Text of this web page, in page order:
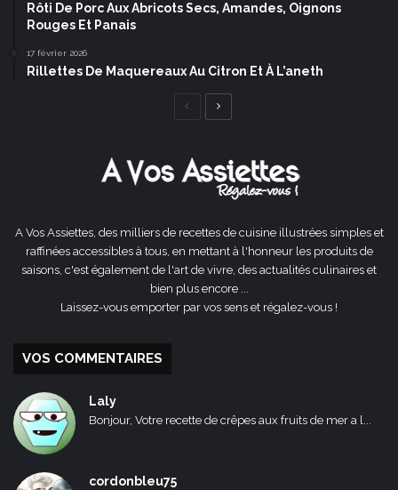
Rôti De Porc Aux Abricots Secs, Amandes, Oignons
Rouges Et Panais
17 février 2026
Rillettes De Maquereaux Au Citron Et À L’aneth
Page
A Vos Assiettes, des milliers de recettes de cuisine illustrées simples et
raffinées accessibles à tous, en mettant à l'honneur les produits de
saisons, c'est également de l'art de vivre, des actualités culinaires et
bien plus encore ...
Laissez-vous emporter par vos sens et régalez-vous !
VOS COMMENTAIRES
Laly
Bonjour, Votre recette de crêpes aux fruits de mer a l...
cordonbleu75